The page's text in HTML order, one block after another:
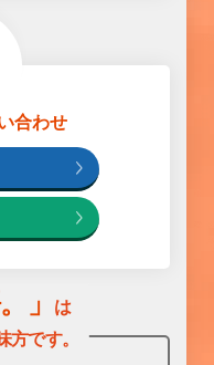
合わせ
。」
は
方です。